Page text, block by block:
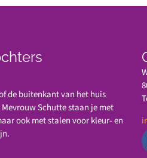
de buitenkant van het huis
Schutte staan je met
ook met stalen voor kleur- en